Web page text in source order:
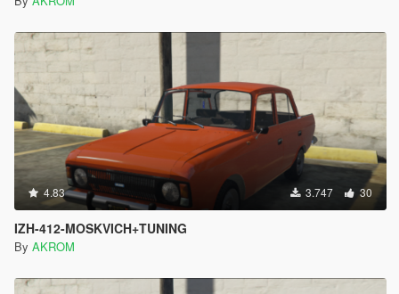
4.83 3.747 30
IZH-412-MOSKVICH+TUNING
By AKROM